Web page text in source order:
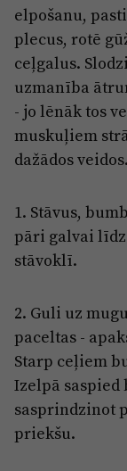
elpošanu,
plecus, rotē
ceļgalus.
uzmanība
- jo lēnāk tos
muskuļiem
dažādos veidos.
1. Stāvus,
pāri galvai līdz
stāvoklī.
2. Guli uz
paceltas -
Starp ceļiem
Izelpā saspied
sasprindzinot
priekšu.